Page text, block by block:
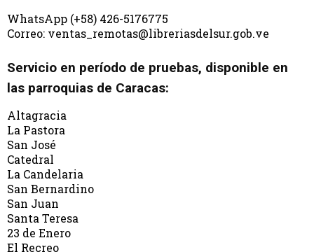
WhatsApp (+58) 426-5176775
Correo: ventas_remotas@libreriasdelsur.gob.ve
Servicio en período de pruebas, disponible en
las parroquias de Caracas:
Altagracia
La Pastora
San José
Catedral
La Candelaria
San Bernardino
San Juan
Santa Teresa
23 de Enero
El Recreo